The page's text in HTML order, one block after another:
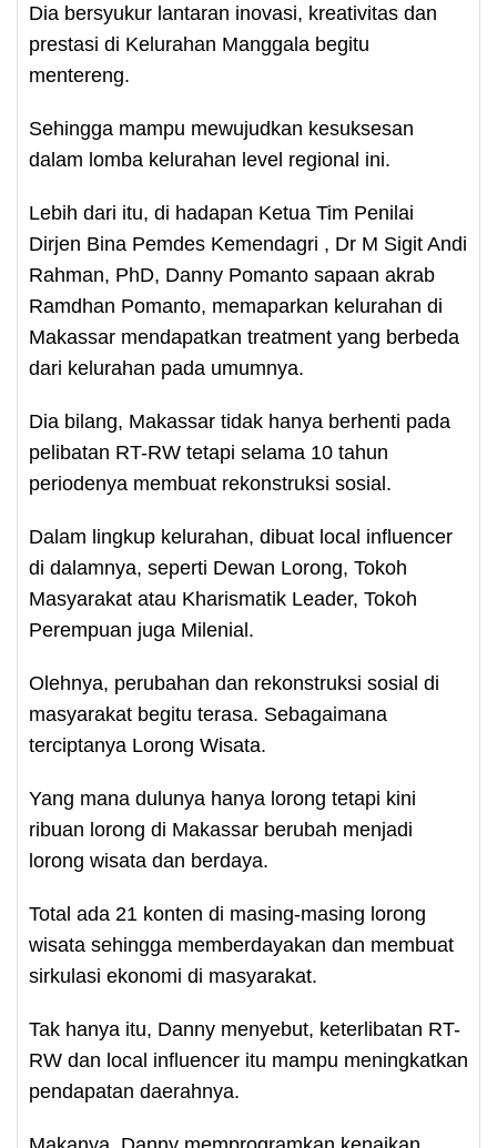
Dia bersyukur lantaran inovasi, kreativitas dan
prestasi di Kelurahan Manggala begitu
mentereng.
Sehingga mampu mewujudkan kesuksesan
dalam lomba kelurahan level regional ini.
Lebih dari itu, di hadapan Ketua Tim Penilai
Dirjen Bina Pemdes Kemendagri , Dr M Sigit Andi
Rahman, PhD, Danny Pomanto sapaan akrab
Ramdhan Pomanto, memaparkan kelurahan di
Makassar mendapatkan treatment yang berbeda
dari kelurahan pada umumnya.
Dia bilang, Makassar tidak hanya berhenti pada
pelibatan RT-RW tetapi selama 10 tahun
periodenya membuat rekonstruksi sosial.
Dalam lingkup kelurahan, dibuat local influencer
di dalamnya, seperti Dewan Lorong, Tokoh
Masyarakat atau Kharismatik Leader, Tokoh
Perempuan juga Milenial.
Olehnya, perubahan dan rekonstruksi sosial di
masyarakat begitu terasa. Sebagaimana
terciptanya Lorong Wisata.
Yang mana dulunya hanya lorong tetapi kini
ribuan lorong di Makassar berubah menjadi
lorong wisata dan berdaya.
Total ada 21 konten di masing-masing lorong
wisata sehingga memberdayakan dan membuat
sirkulasi ekonomi di masyarakat.
Tak hanya itu, Danny menyebut, keterlibatan RT-
RW dan local influencer itu mampu meningkatkan
pendapatan daerahnya.